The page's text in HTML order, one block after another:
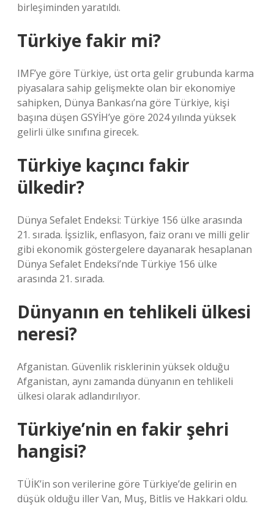
birleşiminden yaratıldı.
Türkiye fakir mi?
IMF’ye göre Türkiye, üst orta gelir grubunda karma
piyasalara sahip gelişmekte olan bir ekonomiye
sahipken, Dünya Bankası’na göre Türkiye, kişi
başına düşen GSYİH’ye göre 2024 yılında yüksek
gelirli ülke sınıfına girecek.
Türkiye kaçıncı fakir
ülkedir?
Dünya Sefalet Endeksi: Türkiye 156 ülke arasında
21. sırada. İşsizlik, enflasyon, faiz oranı ve milli gelir
gibi ekonomik göstergelere dayanarak hesaplanan
Dünya Sefalet Endeksi’nde Türkiye 156 ülke
arasında 21. sırada.
Dünyanın en tehlikeli ülkesi
neresi?
Afganistan. Güvenlik risklerinin yüksek olduğu
Afganistan, aynı zamanda dünyanın en tehlikeli
ülkesi olarak adlandırılıyor.
Türkiye’nin en fakir şehri
hangisi?
TÜİK’in son verilerine göre Türkiye’de gelirin en
düşük olduğu iller Van, Muş, Bitlis ve Hakkari oldu.